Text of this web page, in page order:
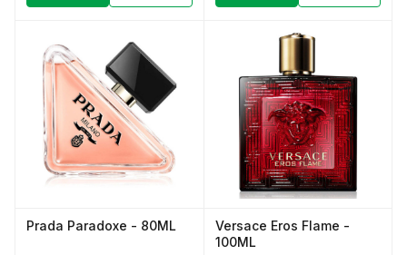
Prada Paradoxe - 80ML
Versace Eros Flame -
100ML